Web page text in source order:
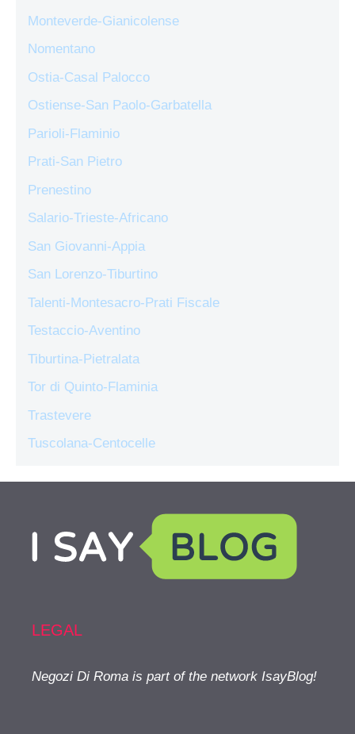
Monteverde-Gianicolense
Nomentano
Ostia-Casal Palocco
Ostiense-San Paolo-Garbatella
Parioli-Flaminio
Prati-San Pietro
Prenestino
Salario-Trieste-Africano
San Giovanni-Appia
San Lorenzo-Tiburtino
Talenti-Montesacro-Prati Fiscale
Testaccio-Aventino
Tiburtina-Pietralata
Tor di Quinto-Flaminia
Trastevere
Tuscolana-Centocelle
LEGAL
Negozi Di Roma is part of the network IsayBlog!